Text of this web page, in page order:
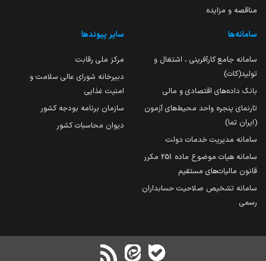
مناقصه و مزایده
سامانه‌ها
سامانه جامع کارآفرینی ، اشتغال و
تولید(کات)
بانک داده‌های اقتصادی و مالی
تارنمای پنجره واحد محیط‌های آزمون
(ایران تما)
سامانه مدیریت خدمات دولت
سامانه هیات موضوع ماده 251 مکرر
قانون مالیات‌های مستقیم
سامانه تشخیص صلاحیت حسابداران
رسمی
سایر پیوندها
مرکز ملی رقابت
دبیرخانه شورای عالی سلامت و
امنیت غذایی
سازمان برنامه بودجه کشور
دیوان محاسبات کشور